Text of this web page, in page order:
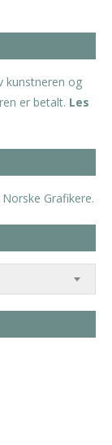
kunstneren og
er betalt. Les
Grafikere.